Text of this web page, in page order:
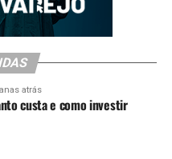
atrás
custa e como investir